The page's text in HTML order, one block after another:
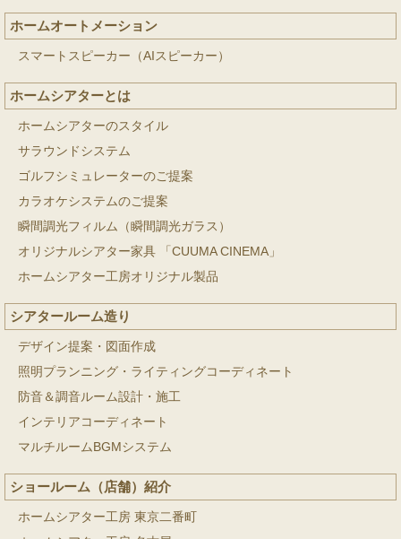
ホームオートメーション
スマートスピーカー（AIスピーカー）
ホームシアターとは
ホームシアターのスタイル
サラウンドシステム
ゴルフシミュレーターのご提案
カラオケシステムのご提案
瞬間調光フィルム（瞬間調光ガラス）
オリジナルシアター家具 「CUUMA CINEMA」
ホームシアター工房オリジナル製品
シアタールーム造り
デザイン提案・図面作成
照明プランニング・ライティングコーディネート
防音＆調音ルーム設計・施工
インテリアコーディネート
マルチルームBGMシステム
ショールーム（店舗）紹介
ホームシアター工房 東京二番町